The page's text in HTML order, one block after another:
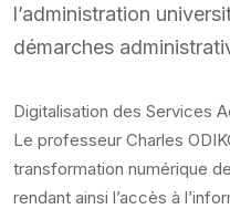
l’administration
démarches
Digitalisation des Services
Le professeur Charles
transformation numérique
rendant ainsi l’accès à